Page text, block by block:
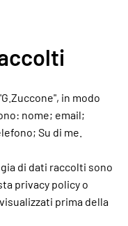
in modo
nome; email;
Su di me.
di dati raccolti sono
privacy policy o
prima della